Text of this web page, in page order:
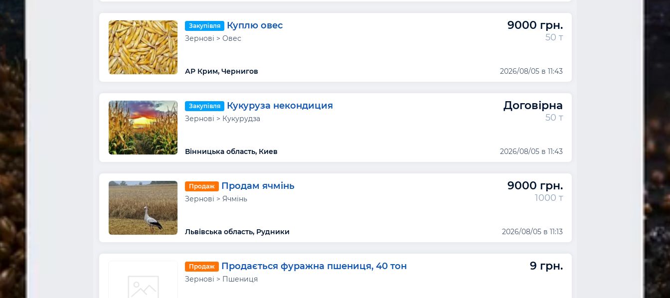
Закупівля Куплю овес 9000 грн.
Зернові > Овес 50 т
АР Крим, Чернигов 2026/08/05 в 11:43
Закупівля Кукуруза некондиция Договірна
Зернові > Кукурудза 50 т
Вінницька область, Киев 2026/08/05 в 11:43
Продаж Продам ячмінь 9000 грн.
Зернові > Ячмінь 1000 т
Львівська область, Рудники 2026/08/05 в 11:13
Продаж Продається фуражна пшениця, 40 тон 9 грн.
Зернові > Пшениця